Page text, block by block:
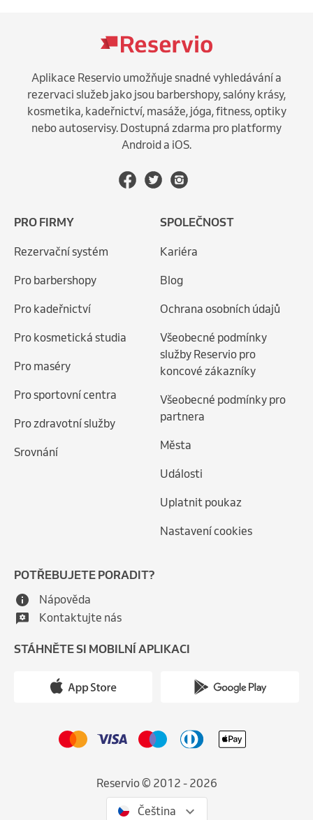
Aplikace Reservio umožňuje snadné vyhledávání a
rezervaci služeb jako jsou barbershopy, salóny krásy,
kosmetika, kadeřnictví, masáže, jóga, fitness, optiky
nebo autoservisy. Dostupná zdarma pro platformy
Android a iOS.
PRO FIRMY
Rezervační systém
Pro barbershopy
Pro kadeřnictví
Pro kosmetická studia
Pro maséry
Pro sportovní centra
Pro zdravotní služby
Srovnání
SPOLEČNOST
Kariéra
Blog
Ochrana osobních údajů
Všeobecné podmínky
služby Reservio pro
koncové zákazníky
Všeobecné podmínky pro
partnera
Města
Události
Uplatnit poukaz
Nastavení cookies
POTŘEBUJETE PORADIT?
Nápověda
Kontaktujte nás
STÁHNĚTE SI MOBILNÍ APLIKACI
Reservio © 2012 - 2026
Čeština